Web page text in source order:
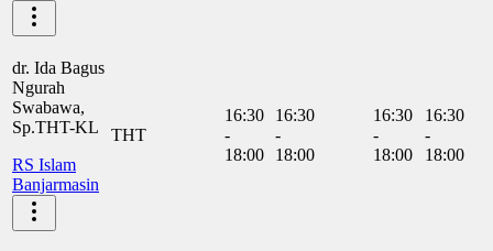
dr. Ida Bagus
Ngurah
Swabawa,
Sp.THT-KL
RS Islam
Banjarmasin
THT
16:30
-
18:00
16:30
-
18:00
16:30
-
18:00
16:30
-
18:00